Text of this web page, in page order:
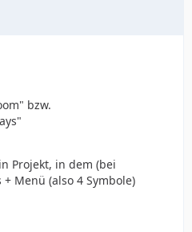
bzw.
Projekt, in dem (bei
Menü (also 4 Symbole)